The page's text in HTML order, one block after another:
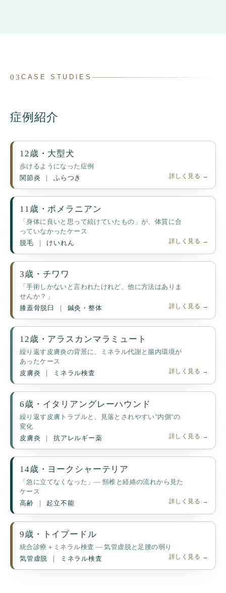
03 CASE STUDIES
症例紹介
12歳・大型犬
歩けるようになった症例
関節炎
ふらつき 詳しく見る →
11歳・ポメラニアン
「身体に良いと思って続けていたもの」が、体質に合
っていなかったケース
脱毛
けいれん 詳しく見る →
3歳・チワワ
「手術しかないと言われたけれど、他に方法はありま
せんか？」
膝蓋骨脱臼
鍼灸・整体 詳しく見る →
12歳・アラスカンマラミュート
繰り返す皮膚炎の背景に、ミネラル代謝と腸内環境が
あったケース
皮膚炎
ミネラル検査 詳しく見る →
6歳・イタリアングレーハウンド
繰り返す皮膚トラブルと、見落とされやすい"内側"の
変化
皮膚炎
抗アレルギー薬 詳しく見る →
14歳・ヨークシャーテリア
「急に立てなくなった」— 頸椎と経絡の流れから見た
ケース
高齢
起立不能 詳しく見る →
9歳・トイプードル
統合診療＋ミネラル検査 — 気管虚脱と足腰の弱り
気管虚脱
ミネラル検査 詳しく見る →